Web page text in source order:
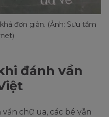
đơn giản. (Ảnh: Sưu tầm
đánh vần
chữ ua, các bé vẫn